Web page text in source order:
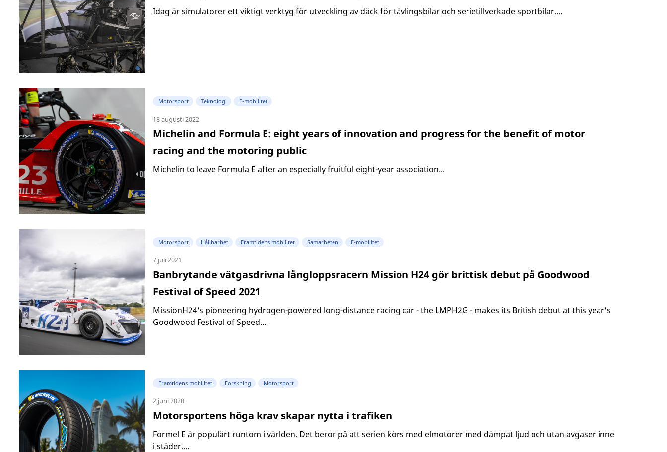
Idag är simulatorer ett viktigt verktyg för utveckling av däck för tävlingsbilar och serietillverkade sportbilar....
Motorsport Teknologi E-mobilitet
18 augusti 2022
Michelin and Formula E: eight years of innovation and progress for the benefit of motor
racing and the motoring public
Michelin to leave Formula E after an especially fruitful eight-year association...
Motorsport Hållbarhet Framtidens mobilitet Samarbeten E-mobilitet
7 juli 2021
Banbrytande vätgasdrivna långloppsracern Mission H24 gör brittisk debut på Goodwood
Festival of Speed 2021
MissionH24's pioneering hydrogen-powered long-distance racing car - the LMPH2G - makes its British debut at this year's
Goodwood Festival of Speed....
Framtidens mobilitet Forskning Motorsport
2 juni 2020
Motorsportens höga krav skapar nytta i trafiken
Formel E är populärt runtom i världen. Det beror på att serien körs med elmotorer med dämpat ljud och utan avgaser inne
i städer....